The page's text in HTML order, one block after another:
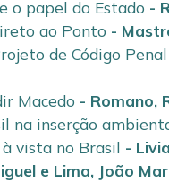
o papel do Estado -
ao Ponto -
de Código Penal
Macedo - Romano,
na inserção
vista no Brasil -
e Lima, João